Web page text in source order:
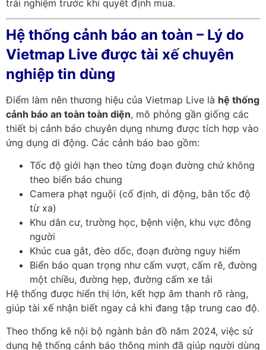
trải nghiệm trước khi quyết định mua.
Hệ thống cảnh báo an toàn – Lý do
Vietmap Live được tài xế chuyên
nghiệp tin dùng
Điểm làm nên thương hiệu của Vietmap Live là hệ thống
cảnh báo an toàn toàn diện, mô phỏng gần giống các
thiết bị cảnh báo chuyên dụng nhưng được tích hợp vào
ứng dụng di động. Các cảnh báo bao gồm:
Tốc độ giới hạn theo từng đoạn đường chứ không
theo biển báo chung
Camera phạt nguội (cố định, di động, bắn tốc độ
từ xa)
Khu dân cư, trường học, bệnh viện, khu vực đông
người
Khúc cua gắt, đèo dốc, đoạn đường nguy hiểm
Biển báo quan trọng như cấm vượt, cấm rẽ, đường
một chiều, đường hẹp, đường cấm xe tải
Hệ thống được hiển thị lớn, kết hợp âm thanh rõ ràng,
giúp tài xế nhận biết ngay cả khi đang tập trung cao độ.
Theo thống kê nội bộ ngành bản đồ năm 2024, việc sử
dụng hệ thống cảnh báo thông minh đã giúp người dùng